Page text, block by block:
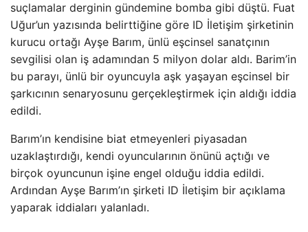
suçlamalar derginin gündemine bomba gibi düştü. Fuat
Uğur’un yazısında belirttiğine göre ID İletişim şirketinin
kurucu ortağı Ayşe Barım, ünlü eşcinsel sanatçının
sevgilisi olan iş adamından 5 milyon dolar aldı. Barim’in
bu parayı, ünlü bir oyuncuyla aşk yaşayan eşcinsel bir
şarkıcının senaryosunu gerçekleştirmek için aldığı iddia
edildi.
Barım’ın kendisine biat etmeyenleri piyasadan
uzaklaştırdığı, kendi oyuncularının önünü açtığı ve
birçok oyuncunun işine engel olduğu iddia edildi.
Ardından Ayşe Barım’ın şirketi ID İletişim bir açıklama
yaparak iddiaları yalanladı.